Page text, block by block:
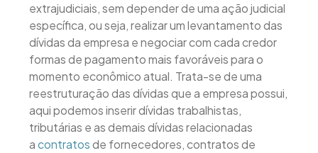
extrajudiciais, sem depender de uma ação judicial
específica, ou seja, realizar um levantamento das
dívidas da empresa e negociar com cada credor
formas de pagamento mais favoráveis para o
momento econômico atual. Trata-se de uma
reestruturação das dívidas que a empresa possui,
aqui podemos inserir dívidas trabalhistas,
tributárias e as demais dívidas relacionadas
acontratosde fornecedores, contratos de